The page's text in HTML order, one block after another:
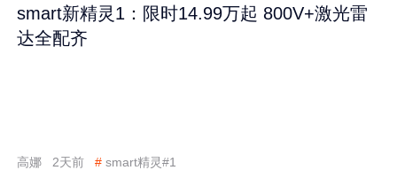
smart新精灵1：限时14.99万起 800V+激光雷
达全配齐
高娜 2天前 # smart精灵#1